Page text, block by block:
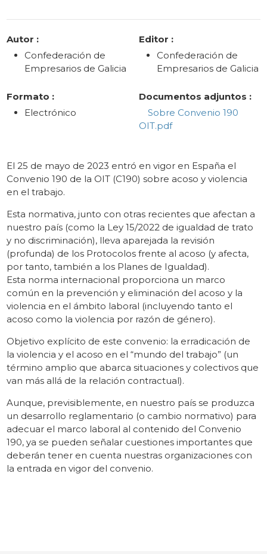
Autor :
Confederación de
Empresarios de Galicia
Editor :
Confederación de
Empresarios de Galicia
Formato :
Electrónico
Documentos adjuntos :
Sobre Convenio 190
OIT.pdf
El 25 de mayo de 2023 entró en vigor en España el
Convenio 190 de la OIT (C190) sobre acoso y violencia
en el trabajo.
Esta normativa, junto con otras recientes que afectan a
nuestro país (como la Ley 15/2022 de igualdad de trato
y no discriminación), lleva aparejada la revisión
(profunda) de los Protocolos frente al acoso (y afecta,
por tanto, también a los Planes de Igualdad).
Esta norma internacional proporciona un marco
común en la prevención y eliminación del acoso y la
violencia en el ámbito laboral (incluyendo tanto el
acoso como la violencia por razón de género).
Objetivo explícito de este convenio: la erradicación de
la violencia y el acoso en el “mundo del trabajo” (un
término amplio que abarca situaciones y colectivos que
van más allá de la relación contractual).
Aunque, previsiblemente, en nuestro país se produzca
un desarrollo reglamentario (o cambio normativo) para
adecuar el marco laboral al contenido del Convenio
190, ya se pueden señalar cuestiones importantes que
deberán tener en cuenta nuestras organizaciones con
la entrada en vigor del convenio.